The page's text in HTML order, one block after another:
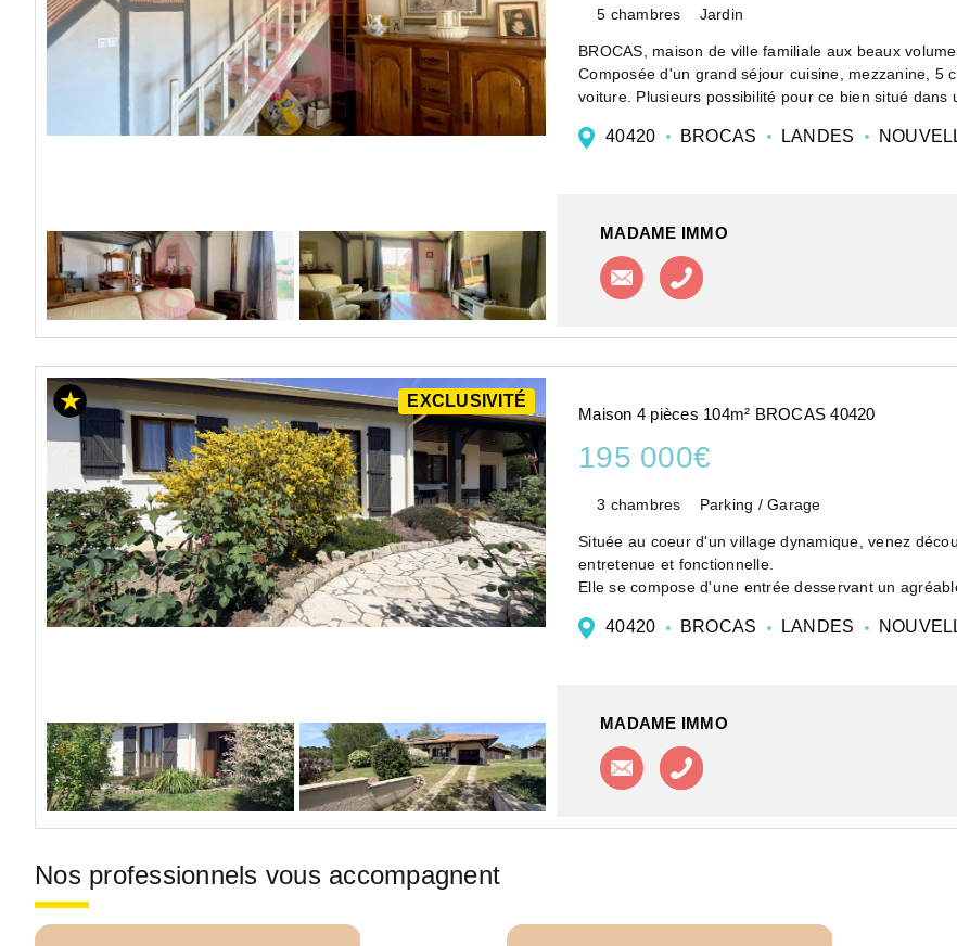
5 chambres Jardin
BROCAS, maison de ville familiale aux beaux
Composée d'un grand séjour cuisine, mezzanine, 5 chambres, salle d'eau et salle de bain. Jardin clos et abri
voiture. Plusieurs possibilité pour ce bien situé dans
40420 BROCAS LANDES
MADAME IMMO
Contacter l'agence
EXCLUSIVITÉ
Maison 4 pièces 104m² BROCAS 40420
195 000€
3 chambres Parking / Garage
Située au coeur d'un village dynamique, venez
entretenue et fonctionnelle.
Elle se compose d'une entrée desservant un
40420 BROCAS LANDES
MADAME IMMO
Contacter l'agence
Nos professionnels vous accompagnent